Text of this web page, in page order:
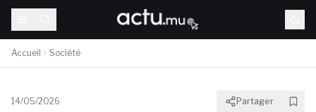
Accueil Société
14/05/2026 Partager